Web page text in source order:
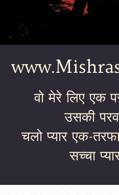
वो मेरे लिए एक
उसकी
चलो प्यार एक-
सच्चा